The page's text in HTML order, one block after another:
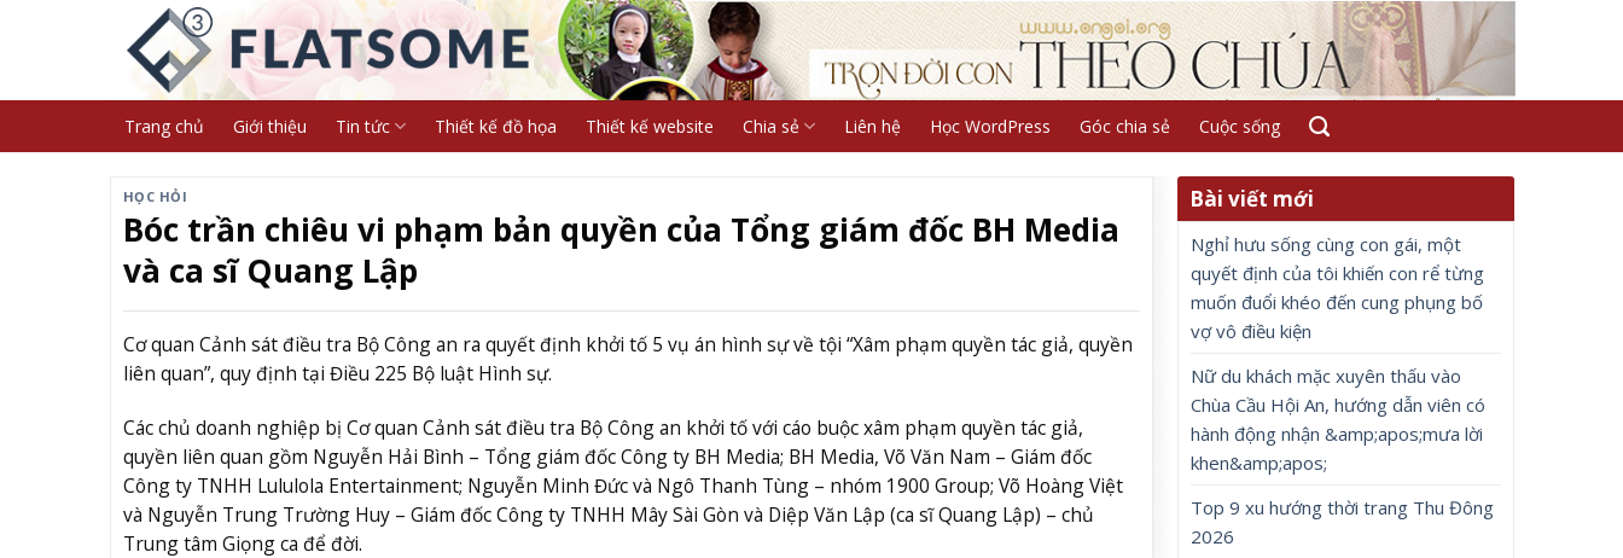
Trang chủ Giới thiệu Tin tức Thiết kế đồ họa Thiết kế website Chia sẻ Liên hệ Học WordPress Góc chia sẻ Cuộc sống
HỌC HỎI
Bóc trần chiêu vi phạm bản quyền của Tổng giám đốc BH Media
và ca sĩ Quang Lập
Cơ quan Cảnh sát điều tra Bộ Công an ra quyết định khởi tố 5 vụ án hình sự về tội “Xâm phạm quyền tác giả, quyền
liên quan”, quy định tại Điều 225 Bộ luật Hình sự.
Các chủ doanh nghiệp bị Cơ quan Cảnh sát điều tra Bộ Công an khởi tố với cáo buộc xâm phạm quyền tác giả,
quyền liên quan gồm Nguyễn Hải Bình – Tổng giám đốc Công ty BH Media; BH Media, Võ Văn Nam – Giám đốc
Công ty TNHH Lululola Entertainment; Nguyễn Minh Đức và Ngô Thanh Tùng – nhóm 1900 Group; Võ Hoàng Việt
và Nguyễn Trung Trường Huy – Giám đốc Công ty TNHH Mây Sài Gòn và Diệp Văn Lập (ca sĩ Quang Lập) – chủ
Trung tâm Giọng ca để đời.
Bài viết mới
Nghỉ hưu sống cùng con gái, một
quyết định của tôi khiến con rể từng
muốn đuổi khéo đến cung phụng bố
vợ vô điều kiện
Nữ du khách mặc xuyên thấu vào
Chùa Cầu Hội An, hướng dẫn viên có
hành động nhận &amp;apos;mưa lời
khen&amp;apos;
Top 9 xu hướng thời trang Thu Đông
2026